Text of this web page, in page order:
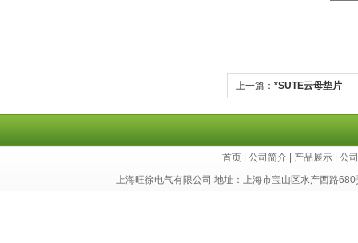
上一篇： *SUTE云母垫片
首页 |公司简介 产品展示 |公
上海旺徐电气有限公司 地址：上海市宝山区水产西路